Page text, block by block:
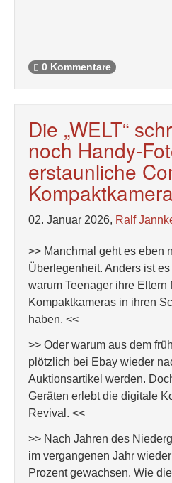
0 Kommentare
Die „WELT“
noch Handy-
erstaunliche
Kompaktkamera
02. Januar 2026, Ralf
>> Manchmal geht es eben
Überlegenheit. Anders ist
warum Teenager ihre Eltern
Kompaktkameras in ihren
haben. <<
>> Oder warum aus dem
plötzlich bei Ebay wieder
Auktionsartikel werden.
Geräten erlebt die digitale
Revival. <<
>> Nach Jahren des
im vergangenen Jahr
Prozent gewachsen. Wie